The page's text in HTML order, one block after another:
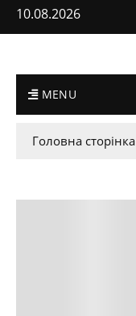
10.08.2026
MENU
Головна сторінка